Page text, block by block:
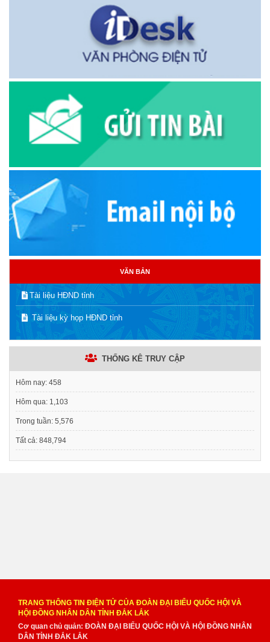
VĂN BẢN
Tài liệu HĐND tỉnh
Tài liệu kỳ họp HĐND tỉnh
THỐNG KÊ TRUY CẬP
Hôm nay: 458
Hôm qua: 1,103
Trong tuần: 5,576
Tất cả: 848,794
TRANG THÔNG TIN ĐIỆN TỬ CỦA ĐOÀN ĐẠI BIỂU QUỐC HỘI VÀ
HỘI ĐỒNG NHÂN DÂN TỈNH ĐẮK LẮK
Cơ quan chủ quản: ĐOÀN ĐẠI BIỂU QUỐC HỘI VÀ HỘI ĐỒNG NHÂN
DÂN TỈNH ĐẮK LẮK